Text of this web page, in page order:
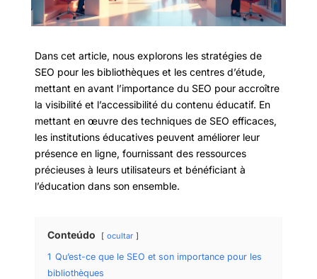
Dans cet article, nous explorons les stratégies de
SEO pour les bibliothèques et les centres d’étude,
mettant en avant l’importance du SEO pour accroître
la visibilité et l’accessibilité du contenu éducatif. En
mettant en œuvre des techniques de SEO efficaces,
les institutions éducatives peuvent améliorer leur
présence en ligne, fournissant des ressources
précieuses à leurs utilisateurs et bénéficiant à
l’éducation dans son ensemble.
Conteúdo ocultar
1 Qu’est-ce que le SEO et son importance pour les
bibliothèques